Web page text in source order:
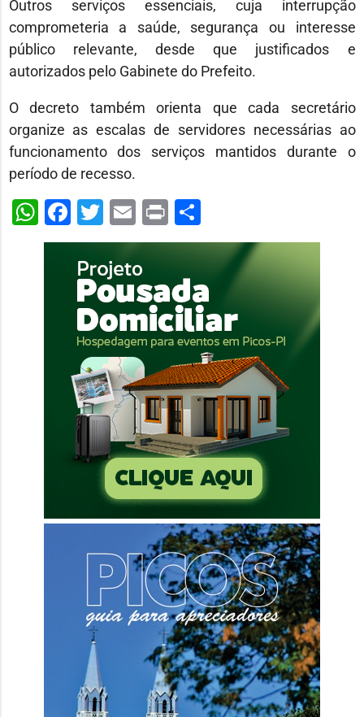
Outros serviços essenciais, cuja interrupção
comprometeria a saúde, segurança ou interesse
público relevante, desde que justificados e
autorizados pelo Gabinete do Prefeito.
O decreto também orienta que cada secretário
organize as escalas de servidores necessárias ao
funcionamento dos serviços mantidos durante o
período de recesso.
WhatsApp
Facebook
Twitter
EmailPrint